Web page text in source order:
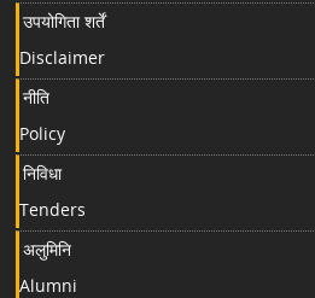
उपयोगिता शर्तें
Disclaimer
नीति
Policy
निविधा
Tenders
अलुमिनि
Alumni